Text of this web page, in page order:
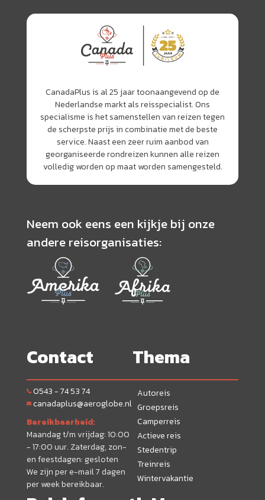
CanadaPlus is al 25 jaar toonaangevend op de
Nederlandse markt als reisspecialist. Ons
specialisme is het samenstellen van reizen tegen
de scherpste prijs in combinatie met de beste
service. Naast een zeer ruim aanbod van
georganiseerde rondreizen kunnen alle reizen
volledig worden op maat worden samengesteld.
Neem ook eens een kijkje bij onze
andere reisorganisaties:
Contact
0543 - 74 53 74
canadaplus@aeroglobe.nl
Bereikbaarheid:
Maandag t/m vrijdag: 10:00
- 17:00 uur. Zaterdag, zon-
en feestdagen: gesloten
We zijn per e-mail 7 dagen
per week bereikbaar.
Thema
Autoreis
Groepsreis
Camperreis
Actieve reis
Stedentrip
Treinreis
Wintervakantie